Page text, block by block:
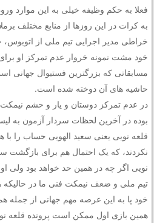
فعلا به حکم وظیفه خیلی به این موارد
به کرات در این روزها از منابع مختلف
خراطی مدیر اجرایی تیم ملی از اتوبوس،
خود مشت نمونه خروار عدم تمرکز او
مسابقاتی که بزرگترین فستیوال جهانی
حاشیه های آن دوخته شده است.
در عدم تمرکز دوستان و یار و حشم
بوده در آخرین لحظات سردار آزمون به
نکردند، که یک احتمال هم برای بازگشت
نویی اگر چه در همین حد خواهد بود ولی
خود پا به این عرصه مهم جهانی از جمله
همین بازی اول ممکن است پرونده قلعه